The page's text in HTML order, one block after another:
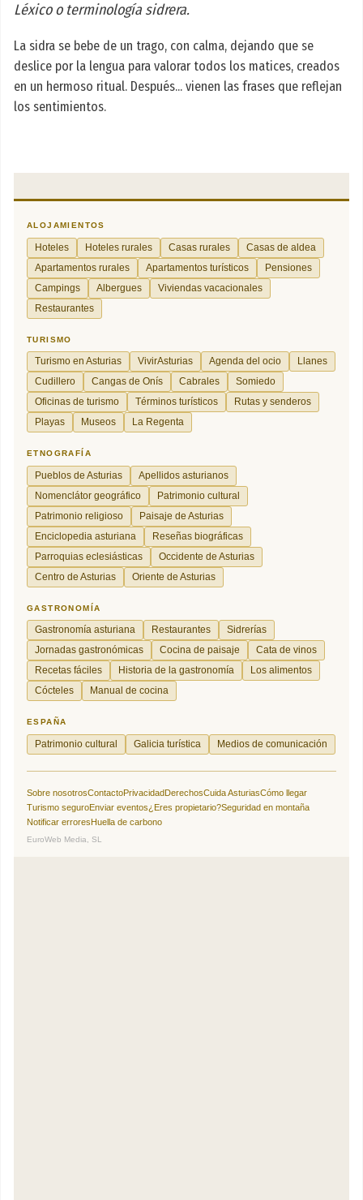
Léxico o terminología sidrera.
La sidra se bebe de un trago, con calma, dejando que se
deslice por la lengua para valorar todos los matices, creados
en un hermoso ritual. Después... vienen las frases que reflejan
los sentimientos.